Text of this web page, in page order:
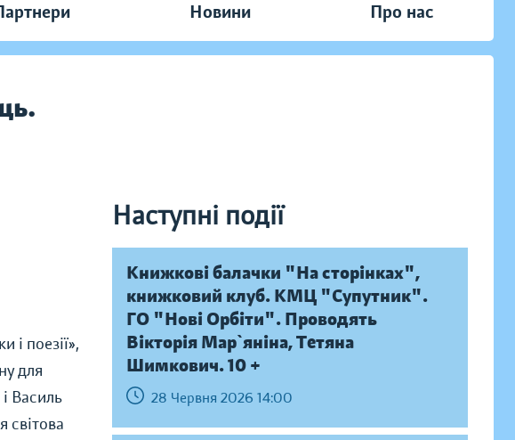
Новини Про нас
Наступні події
і поезії»,
для
Василь
світова
Книжкові балачки "На сторінках",
книжковий клуб. КМЦ "Супутник".
ГО "Нові Орбіти". Проводять
Вікторія Мар`яніна, Тетяна
Шимкович. 10 +
28 Червня 2026 14:00